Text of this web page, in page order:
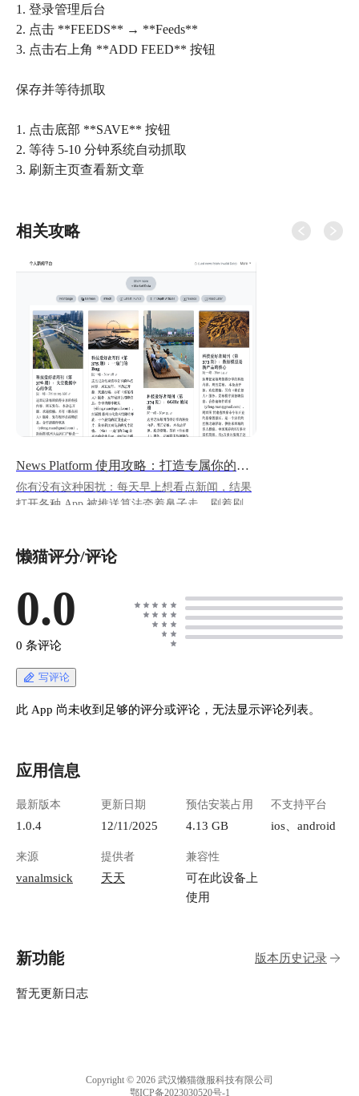
1. 登录管理后台
2. 点击 **FEEDS** → **Feeds**
3. 点击右上角 **ADD FEED** 按钮
保存并等待抓取
1. 点击底部 **SAVE** 按钮
2. 等待 5-10 分钟系统自动抓取
3. 刷新主页查看新文章
相关攻略
News Platform 使用攻略：打造专属你的新闻中心
你有没有这种困扰：每天早上想看点新闻，结果
打开各种 App 被推送算法牵着鼻子走，刷着刷着
扰？ 今天介绍的这个开源项目 **News
频道）聚合到一个干净清爽的页面上，没有广
告，没有推荐算法，完全由你自己决定看什么。
> 项目地址：
https://appstore.lazycat.cloud/#/shop/detail/cloud.laz
ycat.app.newsplatform ## 如何使用 应用安装后，
首次启动较慢，请等待 2～3 分钟，打开首页。 !
1d2e-4691-94ca-b78ac6c1fdb5.png "image.png") 注
正在抓取新闻，等待几分钟数据就出来了。 我们
先来看下如何自定义自己的数据源。 点击进入右
playground-1301583638.cos.ap-
chengdu.myqcloud.com/guidelines/496/8db16841-
bea7-4f02-ae10-f35d79b0c316.png "image.png") 进
e3c7-4d65-b6bc-bde8273c6fbd.png "image.png")
(Publisher)。可以看到它已经内置了很多数据，
们点击加号 `+` 创建一个。 Link (链接): 该发布
者的主页网址（注意：不是 RSS 订阅地址，只是
懒猫评分/评论
0.0
0 条评论
写评论
此 App 尚未收到足够的评分或评论，无法显示评论列表。
应用信息
最新版本
1.0.4
更新日期
12/11/2025
预估安装占用
4.13 GB
不支持平台
ios、android
来源
vanalmsick
提供者
天天
兼容性
可在此设备上
使用
新功能 版本历史记录
暂无更新日志
Copyright © 2026 武汉懒猫微服科技有限公司
鄂ICP备2023030520号-1